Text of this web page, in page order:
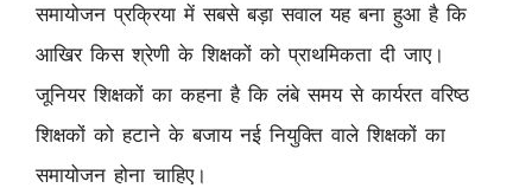
समायोजन प्रक्रिया में सबसे बड़ा सवाल यह बना हुआ है कि
आखिर किस श्रेणी के शिक्षकों को प्राथमिकता दी जाए।
जूनियर शिक्षकों का कहना है कि लंबे समय से कार्यरत वरिष्ठ
शिक्षकों को हटाने के बजाय नई नियुक्ति वाले शिक्षकों का
समायोजन होना चाहिए।